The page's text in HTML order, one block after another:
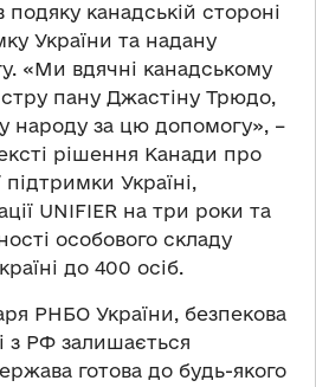
канадській стороні
України та надану
«Ми вдячні канадському
пану Джастіну Трюдо,
народу за цю допомогу», –
рішення Канади про
Україні,
UNIFIER на три роки та
особового складу
до 400 осіб.
РНБО України, безпекова
з РФ залишається
готова до будь-якого